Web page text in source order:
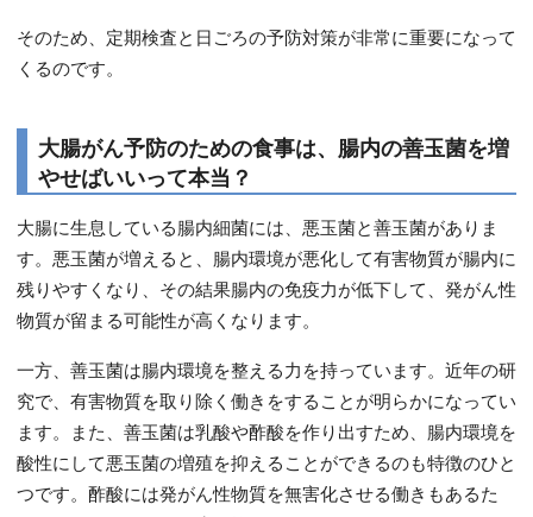
そのため、定期検査と日ごろの予防対策が非常に重要になって
くるのです。
大腸がん予防のための食事は、腸内の善玉菌を増
やせばいいって本当？
大腸に生息している腸内細菌には、悪玉菌と善玉菌がありま
す。悪玉菌が増えると、腸内環境が悪化して有害物質が腸内に
残りやすくなり、その結果腸内の免疫力が低下して、発がん性
物質が留まる可能性が高くなります。
一方、善玉菌は腸内環境を整える力を持っています。近年の研
究で、有害物質を取り除く働きをすることが明らかになってい
ます。また、善玉菌は乳酸や酢酸を作り出すため、腸内環境を
酸性にして悪玉菌の増殖を抑えることができるのも特徴のひと
つです。酢酸には発がん性物質を無害化させる働きもあるた